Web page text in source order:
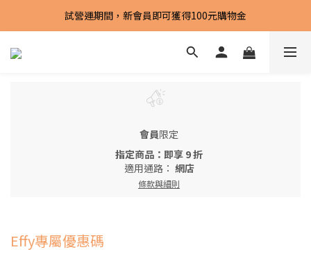
試營運期間，新會員即可獲得100元購物金
試營運期間，新會員即可獲得100元購物金
全館滿 1500元 免運!!
會員限定
指定商品：即享 9 折
適用通路： 網店
條款與細則
Effy專屬優惠碼